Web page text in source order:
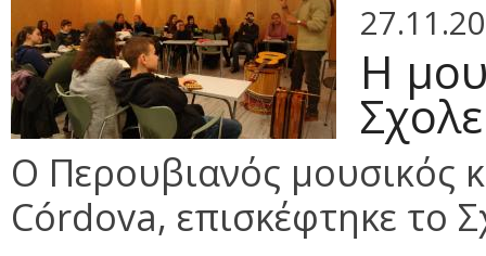
Η
Ο Περουβιανός μουσικός
Córdova, επισκέφτηκε το